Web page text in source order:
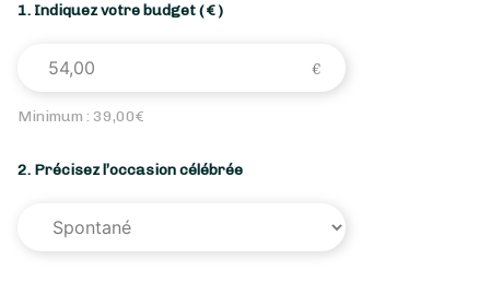
1. Indiquez votre budget( € )
Minimum : 39,00€
2. Précisez l’occasion célébrée